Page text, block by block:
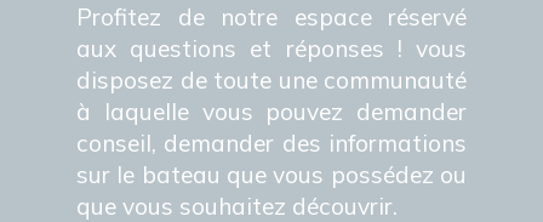
Profitez de notre espace réservé
aux questions et réponses ! vous
disposez de toute une communauté
à laquelle vous pouvez demander
conseil, demander des informations
sur le bateau que vous possédez ou
que vous souhaitez découvrir.